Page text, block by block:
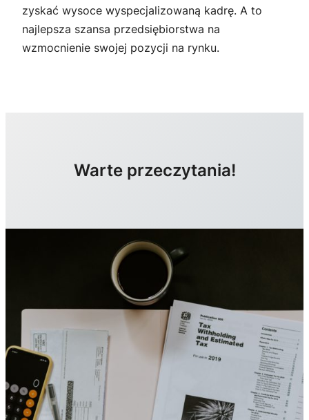
zyskać wysoce wyspecjalizowaną kadrę. A to
najlepsza szansa przedsiębiorstwa na
wzmocnienie swojej pozycji na rynku.
Warte przeczytania!